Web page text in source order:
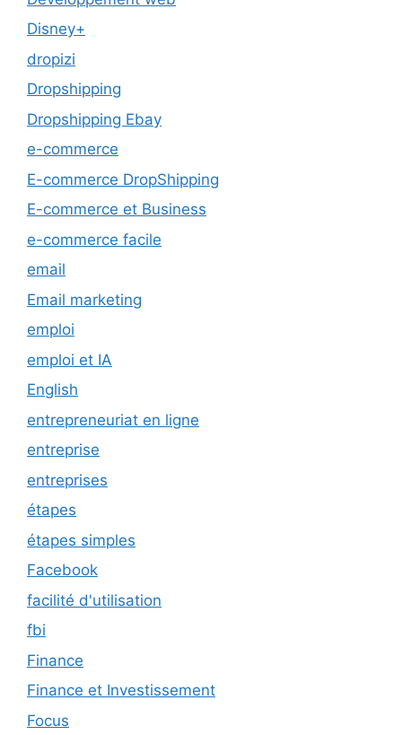
Disney+
dropizi
Dropshipping
Dropshipping Ebay
e-commerce
E-commerce DropShipping
E-commerce et Business
e-commerce facile
email
Email marketing
emploi
emploi et IA
English
entrepreneuriat en ligne
entreprise
entreprises
étapes
étapes simples
Facebook
facilité d'utilisation
fbi
Finance
Finance et Investissement
Focus